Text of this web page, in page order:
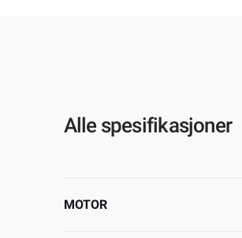
Alle spesifikasjoner
MOTOR